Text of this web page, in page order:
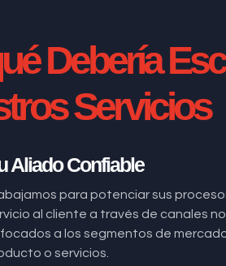
Debería
Servicios
Aliado Confiable
para potenciar sus
al cliente a través de canales
a los segmentos de
o servicios.